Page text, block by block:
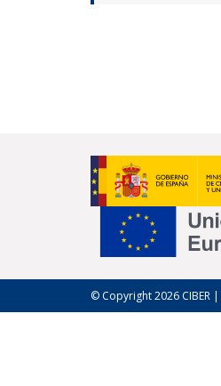
© Copyright 2026 CIBER |